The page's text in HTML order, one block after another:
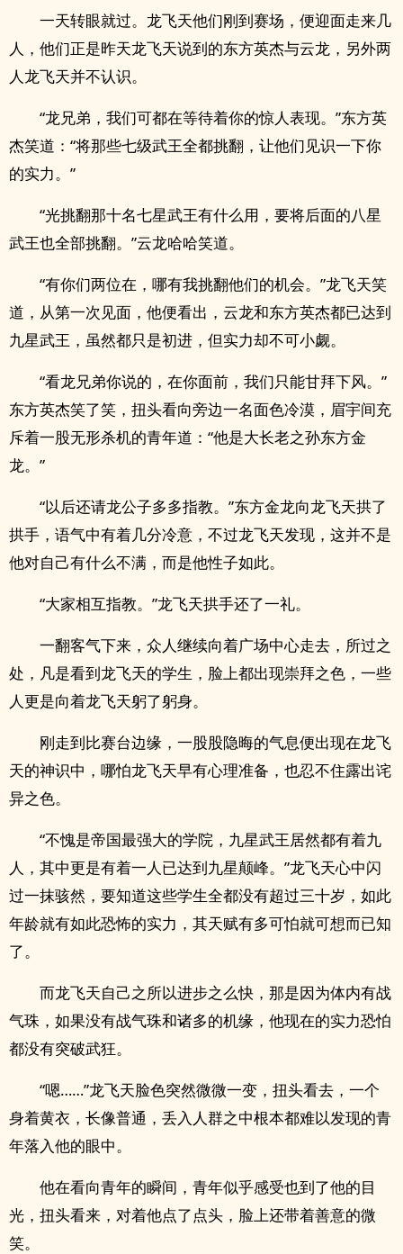
一天转眼就过。龙飞天他们刚到赛场，便迎面走来几
人，他们正是昨天龙飞天说到的东方英杰与云龙，另外两
人龙飞天并不认识。
“龙兄弟，我们可都在等待着你的惊人表现。”东方英
杰笑道：“将那些七级武王全都挑翻，让他们见识一下你
的实力。”
“光挑翻那十名七星武王有什么用，要将后面的八星
武王也全部挑翻。”云龙哈哈笑道。
“有你们两位在，哪有我挑翻他们的机会。”龙飞天笑
道，从第一次见面，他便看出，云龙和东方英杰都已达到
九星武王，虽然都只是初进，但实力却不可小觑。
“看龙兄弟你说的，在你面前，我们只能甘拜下风。”
东方英杰笑了笑，扭头看向旁边一名面色冷漠，眉宇间充
斥着一股无形杀机的青年道：“他是大长老之孙东方金
龙。”
“以后还请龙公子多多指教。”东方金龙向龙飞天拱了
拱手，语气中有着几分冷意，不过龙飞天发现，这并不是
他对自己有什么不满，而是他性子如此。
“大家相互指教。”龙飞天拱手还了一礼。
一翻客气下来，众人继续向着广场中心走去，所过之
处，凡是看到龙飞天的学生，脸上都出现崇拜之色，一些
人更是向着龙飞天躬了躬身。
刚走到比赛台边缘，一股股隐晦的气息便出现在龙飞
天的神识中，哪怕龙飞天早有心理准备，也忍不住露出诧
异之色。
“不愧是帝国最强大的学院，九星武王居然都有着九
人，其中更是有着一人已达到九星颠峰。”龙飞天心中闪
过一抹骇然，要知道这些学生全都没有超过三十岁，如此
年龄就有如此恐怖的实力，其天赋有多可怕就可想而已知
了。
而龙飞天自己之所以进步之么快，那是因为体内有战
气珠，如果没有战气珠和诸多的机缘，他现在的实力恐怕
都没有突破武狂。
“嗯……”龙飞天脸色突然微微一变，扭头看去，一个
身着黄衣，长像普通，丢入人群之中根本都难以发现的青
年落入他的眼中。
他在看向青年的瞬间，青年似乎感受也到了他的目
光，扭头看来，对着他点了点头，脸上还带着善意的微
笑。